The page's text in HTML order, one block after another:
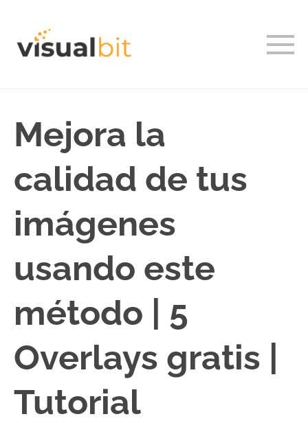
Mejora la
calidad de tus
imágenes
usando este
método | 5
Overlays gratis |
Tutorial